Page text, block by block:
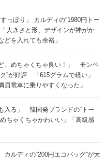
っぽり」 カルディの“1980円トー
大きさと形、デザインが神がか
どを入れても余裕」
、めちゃくちゃ良い！」 モンベ
”が好評 「615グラムで軽い」
員電車に乗りやすくなった」
入る」 韓国発ブランドの“トー
ちゃくちゃかわいい」「高級感
ルディの“200円エコバッグ”が大